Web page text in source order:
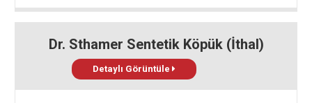
Dr. Sthamer Sentetik Köpük (İthal)
Detaylı Görüntüle